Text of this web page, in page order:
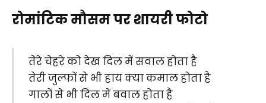
रोमांटिक मौसम पर शायरी फोटो
तेरे चेहरे को देख दिल में सवाल होता है
तेरी जुल्फों से भी हाय क्या कमाल होता है
गालों से भी दिल में बवाल होता है